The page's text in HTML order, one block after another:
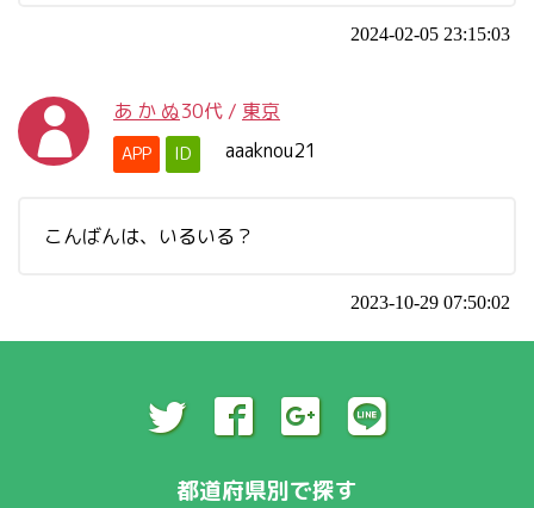
2024-02-05 23:15:03
あ か ぬ30代 / 東京
APP ID aaaknou21
こんばんは、いるいる？
2023-10-29 07:50:02
都道府県別で探す